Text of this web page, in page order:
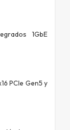
1GbE
PCIe Gen5 y